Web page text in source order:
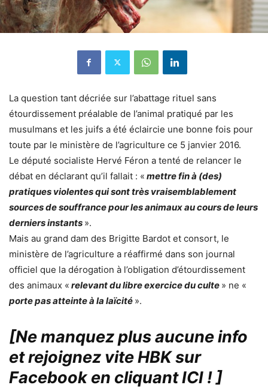
La question tant décriée sur l’abattage rituel sans
étourdissement préalable de l’animal pratiqué par les
musulmans et les juifs a été éclaircie une bonne fois pour
toute par le ministère de l’agriculture ce 5 janvier 2016.
Le député socialiste Hervé Féron a tenté de relancer le
débat en déclarant qu’il fallait : « mettre fin à (des)
pratiques violentes qui sont très vraisemblablement
sources de souffrance pour les animaux au cours de leurs
derniers instants ».
Mais au grand dam des Brigitte Bardot et consort, le
ministère de l’agriculture a réaffirmé dans son journal
officiel que la dérogation à l’obligation d’étourdissement
des animaux « relevant du libre exercice du culte » ne «
porte pas atteinte à la laïcité ».
[Ne manquez plus aucune info
et rejoignez vite HBK sur
Facebook en cliquant ICI !]